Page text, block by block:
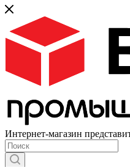
Интернет-магазин